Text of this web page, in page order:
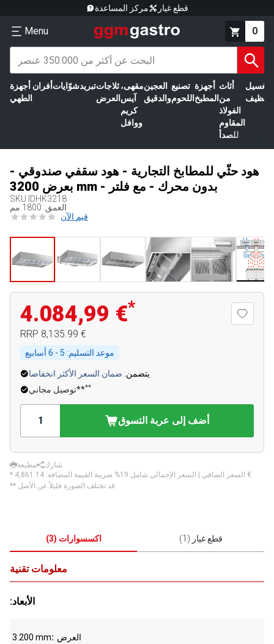
مركز المساعدة قطع غيار
Menu 0
أجهزة
الطهي
أفران شوّاياتتبريدثلاجات
العرض
مقهى،
آيس
كريم
ووافل
العجين
والدقيق
تصنيع
اللحوم
أجهزة
المطبخ
أثاث
من
الفولاذ
المقاوم
للصدأ
الغسيل
هود حثّي للمطابخ التجارية - هود سقفي صندوقي -
بعرض 3200 mm - بدون محرك - مع فلتر
SKU IDHK3218
العمق: 1800 مم
قيم الآن
4.084,99 €*
RRP ‏8,135.99 €
موعد التسليم:
يتضمن. ضمان السعر الأكثر انخفاضا
توصيل مجاني****
أضف إلى عربة التسوق
مطبعة
شارك
* السعر الصافي | السعر الإجمالي شامل 19% ضريبة القيمة المضافة: ‏4,861.14 €
** قد تختلف الصورة قليلاً عن الأصل.
اكسسوارات (
3
) قطع غيار (
1
)
معلومات تقنية
:الأبعاد
3.200 mm العرض